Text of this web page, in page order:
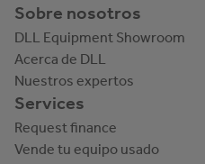
Sobre nosotros
DLL Equipment Showroom
Acerca de DLL
Nuestros expertos
Services
Request finance
Vende tu equipo usado